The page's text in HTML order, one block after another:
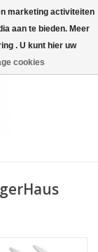
marketing activiteiten
aan te bieden. Meer
. U kunt hier uw
cookies